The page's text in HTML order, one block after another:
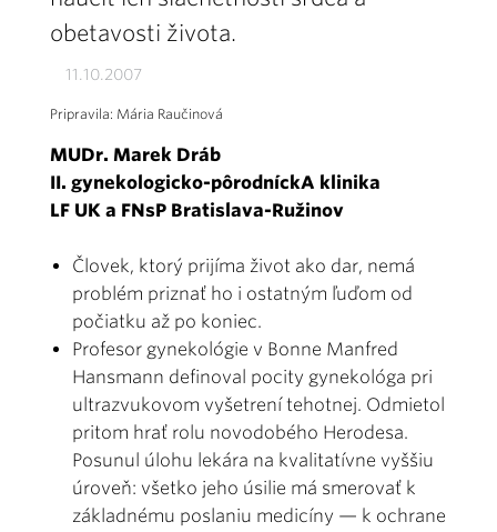
obetavosti života.
11.10.2007
Pripravila: Mária Raučinová
MUDr. Marek Dráb
II. gynekologicko-pôrodníckA klinika
LF UK a FNsP Bratislava-Ružinov
Človek, ktorý prijíma život ako dar, nemá
problém priznať ho i ostatným ľuďom od
počiatku až po koniec.
Profesor gynekológie v Bonne Manfred
Hansmann definoval pocity gynekológa pri
ultrazvukovom vyšetrení tehotnej. Odmietol
pritom hrať rolu novodobého Herodesa.
Posunul úlohu lekára na kvalitatívne vyššiu
úroveň: všetko jeho úsilie má smerovať k
základnému poslaniu medicíny — k ochrane